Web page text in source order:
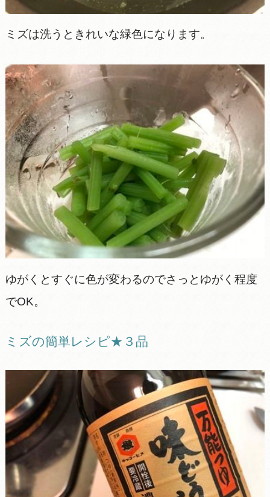
ミズは洗うときれいな緑色になります。
ゆがくとすぐに色が変わるのでさっとゆがく程度
でOK。
ミズの簡単レシピ★３品